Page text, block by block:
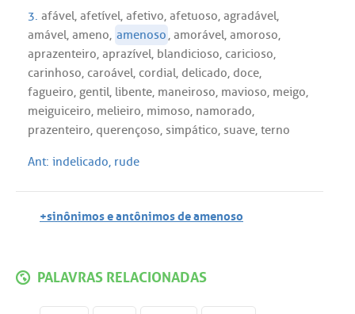
3. afável, afetível, afetivo, afetuoso, agradável,
amável, ameno, amenoso, amorável, amoroso,
aprazenteiro, aprazível, blandicioso, caricioso,
carinhoso, caroável, cordial, delicado, doce,
fagueiro, gentil, libente, maneiroso, mavioso, meigo,
meiguiceiro, melieiro, mimoso, namorado,
prazenteiro, querençoso, simpático, suave, terno
Ant: indelicado, rude
+sinônimos e antônimos de amenoso
PALAVRAS RELACIONADAS